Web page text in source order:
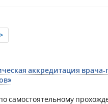
>
аккредитация
самостоятельному